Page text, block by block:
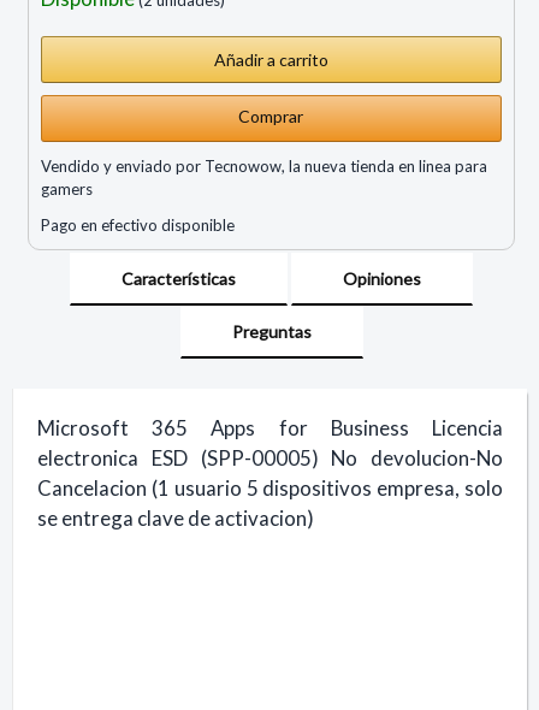
Comprar
Vendido y enviado por Tecnowow, la nueva tienda en linea para
gamers
Pago en efectivo disponible
Características Opiniones
Preguntas
Microsoft 365 Apps for Business Licencia
electronica ESD (SPP-00005) No devolucion-No
Cancelacion (1 usuario 5 dispositivos empresa, solo
se entrega clave de activacion)